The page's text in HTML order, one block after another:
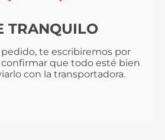
TRANQUILO
pedido, te escribiremos por
que todo esté bien
con la transportadora.